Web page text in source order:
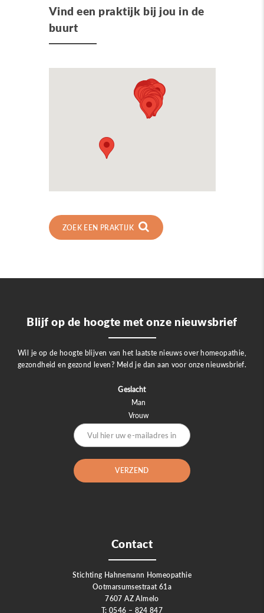
Vind een praktijk bij jou in de
buurt
ZOEK EEN PRAKTIJK
Contact
Stichting Hahnemann Homeopathie
Ootmarsumsestraat 61a
7607 AZ Almelo
T: 0546 – 824 847
Blijf op de hoogte met onze nieuwsbrief
Wil je op de hoogte blijven van het laatste nieuws over homeopathie,
gezondheid en gezond leven? Meld je dan aan voor onze nieuwsbrief.
Geslacht
Man
Vrouw